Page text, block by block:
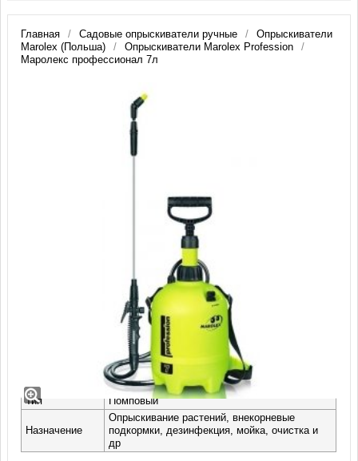
Главная Садовые опрыскиватели ручные
Опрыскиватели
Marolex (Польша)
Опрыскиватели Marolex Profession
Маролекс профессионал 7л
Маролекс профессионал 7л
Marolex (Польша)
Professional
Тип
Помповый
Назначение
Опрыскивание растений, внекорневые
подкормки, дезинфекция, мойка, очистка и
др